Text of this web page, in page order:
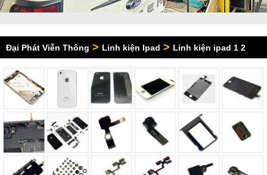
Đại Phát Viễn Thông > Linh kiện Ipad > Linh kiện ipad 1 2